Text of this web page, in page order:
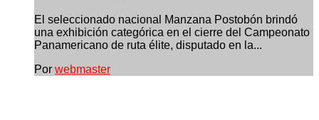
El seleccionado nacional Manzana Postobón brindó
una exhibición categórica en el cierre del Campeonato
Panamericano de ruta élite, disputado en la...
Por webmaster